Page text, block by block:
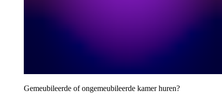
Gemeubileerde of ongemeubileerde kamer huren?